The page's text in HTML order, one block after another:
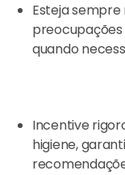
Esteja
quando
Incentive
higiene,